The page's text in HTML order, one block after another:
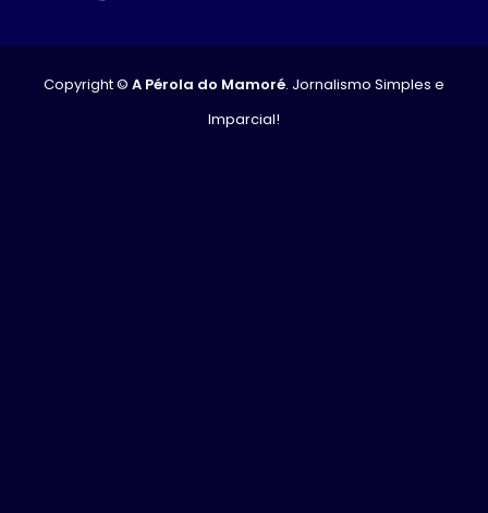
Copyright © A Pérola do Mamoré. Jornalismo Simples e
Imparcial!